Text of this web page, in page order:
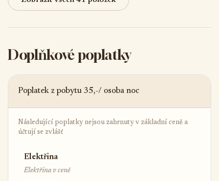
Doplňkové poplatky
Poplatek z pobytu 35,-/ osoba noc
Následující poplatky nejsou zahrnuty v základní ceně a
účtují se zvlášť
Elektřina
Elektřina v ceně